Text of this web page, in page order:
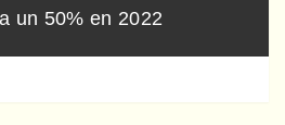
un 50% en 2022